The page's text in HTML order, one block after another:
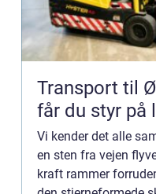
Transport til
får du styr på
Vi kender det alle
en sten fra vejen
kraft rammer